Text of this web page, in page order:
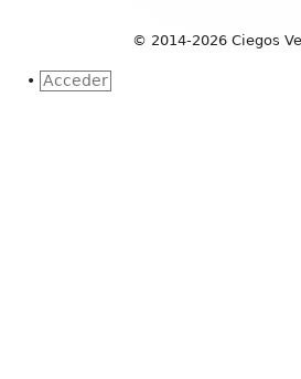
© 2014-2026 Ciegos
• Acceder